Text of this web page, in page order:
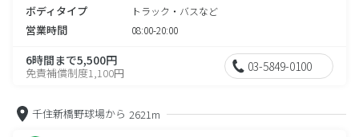
ボディタイプ トラック・バスなど
営業時間 08:00-20:00
6時間まで5,500円
免責補償制度1,100円 03-5849-0100
千住新橋野球場から 2621m